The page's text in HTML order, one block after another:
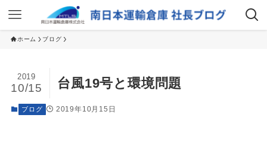
ホーム ブログ
台風19号と環境問題
2019
10/15
ブログ 2019年10月15日